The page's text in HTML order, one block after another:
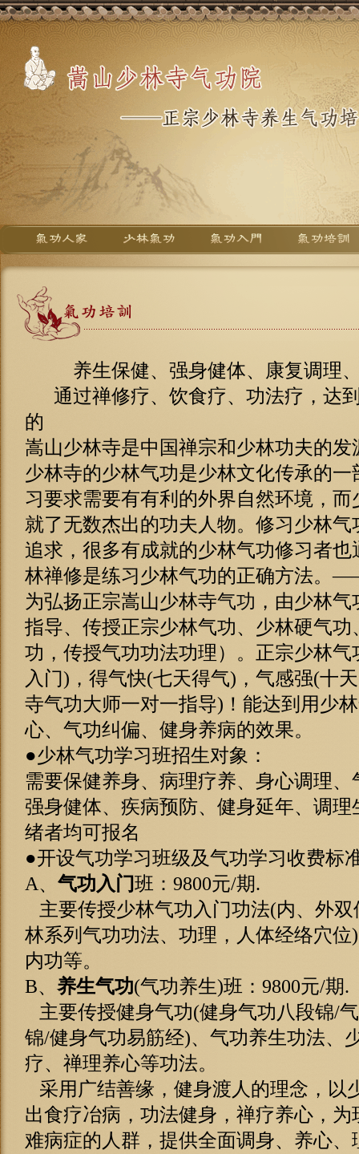
养生保健、强身健体、康复调理、
通过禅修疗、饮食疗、功法疗，达
的
嵩山少林寺是中国禅宗和少林功夫的
少林寺的少林气功是少林文化传承的
习要求需要有有利的外界自然环境，
就了无数杰出的功夫人物。修习少林
追求，很多有成就的少林气功修习者
林禅修是练习少林气功的正确方法。
为弘扬正宗嵩山少林寺气功 ，由少林
指导、传授正宗少林气功、少林硬气
功，传授气功功法功理）。正宗少林
入门)，得气快(七天得气)，气感强(十
寺气功大师一对一指导)！能达到用少
心、气功纠偏、健身养病的效果。
●少林气功学习班招生对象：
需要保健养身、病理疗养、身心调理
强身健体、疾病预防、健身延年、调
绪者均可报名
●开设气功学习班级及气功学习收费标
A、 气功入门班：9800元/期.
主要传授少林气功入门功法(内、外
林系列气功功法、功理，人体经络穴
内功等。
B、 养生气功(气功养生)班：9800元/期.
主要传授健身气功(健身气功八段锦/
锦/健身气功易筋经)、气功养生功法、
疗、禅理养心等功法。
采用广结善缘，健身渡人的理念，以
出食疗冶病，功法健身，禅疗养心，
难病症的人群，提供全面调身、养心